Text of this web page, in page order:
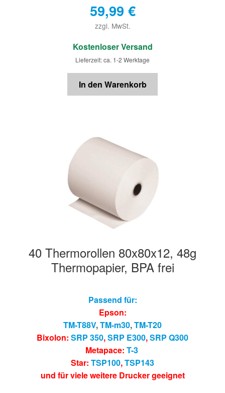
59,99 €
zzgl. MwSt.
€
Kostenloser Versand
Lieferzeit: ca. 1-2 Werktage
In den Warenkorb
40 Thermorollen 80x80x12, 48g
Thermopapier, BPA frei
Passend für:
Epson:
TM-T88V,TM-m30,TM-T20
Bixolon: SRP 350,SRP E300,SRP Q300
Metapace: T-3
Star: TSP100,TSP143
und für viele weitere Drucker geeignet